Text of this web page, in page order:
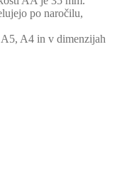
po naročilu,
A4 in v dimenzijah